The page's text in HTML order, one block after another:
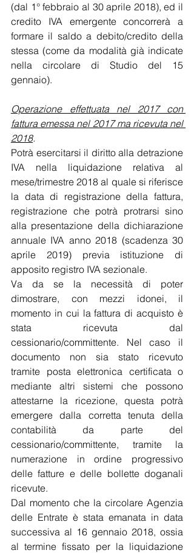
(dal 1° febbraio al 30 aprile 2018), ed il
credito IVA emergente concorrerà a
formare il saldo a debito/credito della
stessa (come da modalità già indicate
nella circolare di Studio del 15
gennaio).
Operazione effettuata nel 2017 con
fattura emessa nel 2017 ma ricevuta nel
2018.
Potrà esercitarsi il diritto alla detrazione
IVA nella liquidazione relativa al
mese/trimestre 2018 al quale si riferisce
la data di registrazione della fattura,
registrazione che potrà protrarsi sino
alla presentazione della dichiarazione
annuale IVA anno 2018 (scadenza 30
aprile 2019) previa istituzione di
apposito registro IVA sezionale.
Va da se la necessità di poter
dimostrare, con mezzi idonei, il
momento in cui la fattura di acquisto è
stata ricevuta dal
cessionario/committente. Nel caso il
documento non sia stato ricevuto
tramite posta elettronica certificata o
mediante altri sistemi che possono
attestarne la ricezione, questa potrà
emergere dalla corretta tenuta della
contabilità da parte del
cessionario/committente, tramite la
numerazione in ordine progressivo
delle fatture e delle bollette doganali
ricevute.
Dal momento che la circolare Agenzia
delle Entrate è stata emanata in data
successiva al 16 gennaio 2018, ossia
al termine fissato per la liquidazione